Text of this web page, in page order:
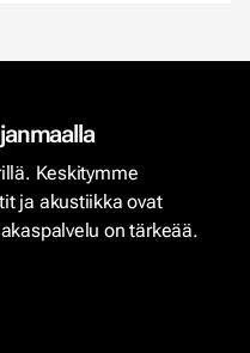
Keskitymme
ja akustiikka ovat
on tärkeää.